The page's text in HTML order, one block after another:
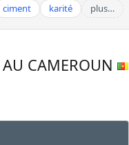
ciment karité plus…
AU CAMEROUN